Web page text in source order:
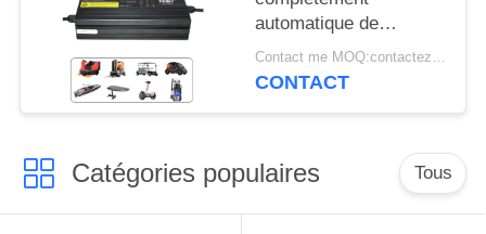
automatique de
chargeur de batterie
d'AGV de la puissance
Contact me MOQ:contactez-moi
CONTACT
Catégories populaires Tous